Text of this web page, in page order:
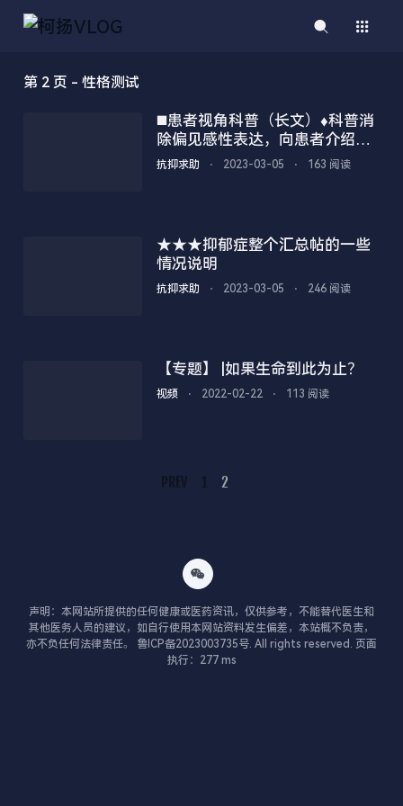
第 2 页 - 性格测试
◼️患者视角科普（长文）♦科普消
除偏见感性表达，向患者介绍经
验
抗抑求助 ⋅ 2023-03-05 ⋅ 163 阅读
★★★抑郁症整个汇总帖的一些
情况说明
抗抑求助 ⋅ 2023-03-05 ⋅ 246 阅读
【专题】 |如果生命到此为止？
视频 ⋅ 2022-02-22 ⋅ 113 阅读
PREV 1 2
声明：本网站所提供的任何健康或医药资讯，仅供参考，不能替代医生和
其他医务人员的建议，如自行使用本网站资料发生偏差，本站概不负责，
亦不负任何法律责任。 鲁ICP备2023003735号. All rights reserved. 页面
执行：277 ms